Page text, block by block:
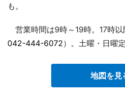
も。
営業時間は9時～19時。17時
042-444-6072）。土曜・日曜定
地図を見